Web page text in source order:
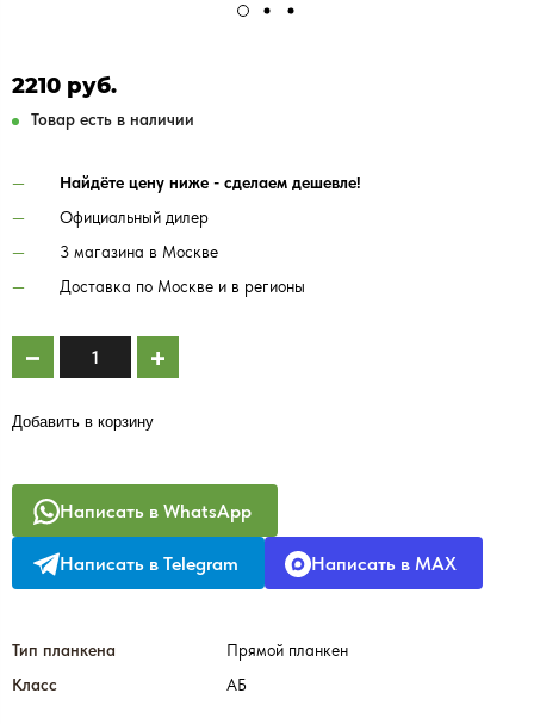
2210 руб.
Товар есть в наличии
Найдёте цену ниже - сделаем дешевле!
Официальный дилер
3 магазина в Москве
Доставка по Москве и в регионы
Добавить в корзину
Написать в WhatsApp
Написать в Telegram Написать в MAX
Тип планкена
Прямой планкен
Класс
АБ